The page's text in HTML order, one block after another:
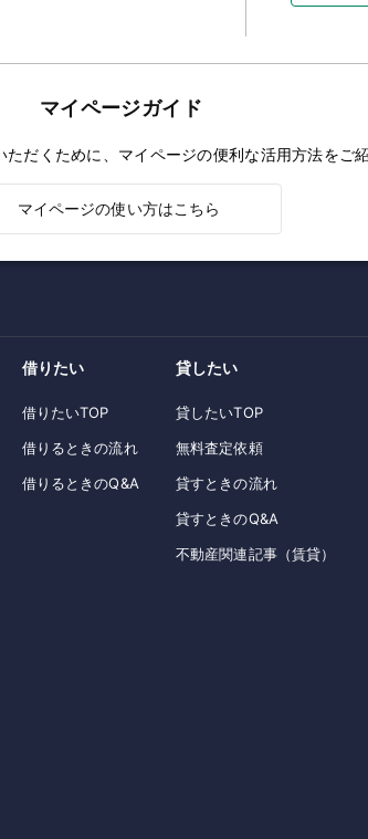
マイページガイド
だくために、マイページの便利な活用方法をご
マイページの使い方はこちら
借りたい
借りたいTOP
借りるときの流れ
借りるときのQ&A
貸したい
貸したいTOP
無料査定依頼
貸すときの流れ
貸すときのQ&A
不動産関連記事（賃貸）